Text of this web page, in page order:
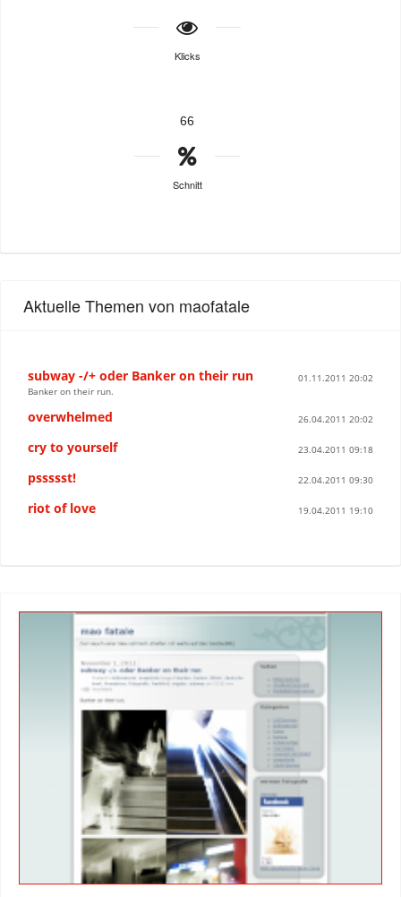
Klicks
66
Schnitt
Aktuelle Themen von maofatale
subway -/+ oder Banker on their run
01.11.2011 20:02
Banker on their run.
overwhelmed 26.04.2011 20:02
cry to yourself 23.04.2011 09:18
pssssst! 22.04.2011 09:30
riot of love 19.04.2011 19:10